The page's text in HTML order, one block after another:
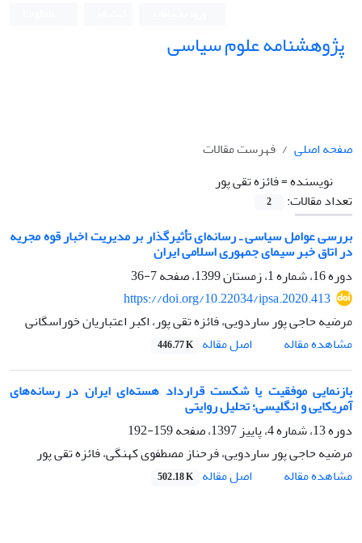
پژوهشنامه علوم سیاسی
صفحه اصلی
فهرست مقالات
نویسنده =فائزه تقی پور
تعداد مقالات:
2
بررسی عوامل سیاسی ـ رسانه‌ای تأثیرگذار بر مدیریت اخبار قوه مجریه
در اتاق خبر سیمای جمهوری اسلامی ایران
دوره 16، شماره 1، زمستان 1399، صفحه
7-36
https://doi.org/10.22034/ipsa.2020.413
مرضیه حاجی پور ساردویی، فائزه تقی پور، اکبر اعتباریان خوراسگانی
مشاهده مقاله
اصل مقاله 446.77 K
بازنمایی موفقیت یا شکست قرارداد هسته‌ای ایران در رسانه‌های
آمریکایی و انگلیسی؛ تحلیل روایتی
دوره 13، شماره 4، پاییز 1397، صفحه
159-192
مرضیه حاجی پور ساردویی، فرحناز مصطفوی کهنگی، فائزه تقی پور
مشاهده مقاله
اصل مقاله 502.18 K